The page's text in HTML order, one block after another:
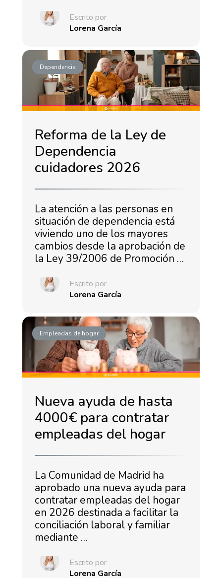
Escrito por
Lorena García
Dependencia
Reforma de la Ley de
Dependencia
cuidadores 2026
La atención a las personas en
situación de dependencia está
viviendo uno de los mayores
cambios desde la aprobación de
la Ley 39/2006 de Promoción …
Escrito por
Lorena García
Empleadas de hogar
Nueva ayuda de hasta
4000€ para contratar
empleadas del hogar
La Comunidad de Madrid ha
aprobado una nueva ayuda para
contratar empleadas del hogar
en 2026 destinada a facilitar la
conciliación laboral y familiar
mediante …
Escrito por
Lorena García